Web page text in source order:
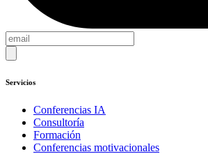
Servicios
Conferencias IA
Consultoría
Formación
Conferencias motivacionales